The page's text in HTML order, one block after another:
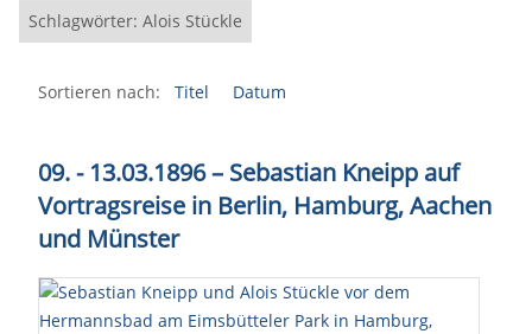
Schlagwörter: Alois Stückle
Sortieren nach: Titel Datum
09. - 13.03.1896 – Sebastian Kneipp auf
Vortragsreise in Berlin, Hamburg, Aachen
und Münster